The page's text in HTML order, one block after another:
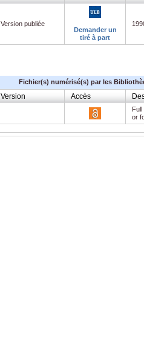
Version publiée
Demander un
tiré à part
Fichier(s) numérisé(s) par les
Version Accès
or